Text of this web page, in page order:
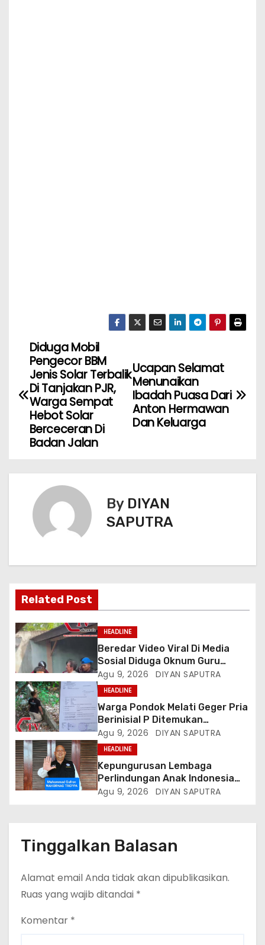
Ucapan Selamat
Menunaikan
Ibadah Puasa Dari
Anton Hermawan
Dan Keluarga
Diduga Mobil
Pengecor BBM
Jenis Solar Terbalik
Di Tanjakan PJR,
Warga Sempat
Hebot Solar
Berceceran Di
Badan Jalan
By DIYAN
SAPUTRA
Related Post
HEADLINE
Beredar Video Viral Di Media
Sosial Diduga Oknum Guru
Menampar Murid Di Halaman
Parkir Sekolah
Agu 9, 2026 DIYAN SAPUTRA
HEADLINE
Warga Pondok Melati Geger Pria
Berinisial P Ditemukan
Meninggal Diduga Akibat
Tekanan Hutang
Agu 9, 2026 DIYAN SAPUTRA
HEADLINE
Kepungurusan Lembaga
Perlindungan Anak Indonesia
(LPAI) Periode 2026-2031
(Wakornas TRCPPA) Muhammad
Gufron Mengapresiasi Dan Beri
Agu 9, 2026 DIYAN SAPUTRA
Tinggalkan Balasan
Alamat email Anda tidak akan dipublikasikan.
Ruas yang wajib ditandai *
Komentar *